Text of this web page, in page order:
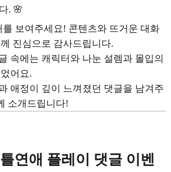
. 🌸
보여주세요! 콘텐츠와 뜨거운 대화
진심으로 감사드립니다.
속에는 캐릭터와 나눈 설렘과 몰입의
어요.
애정이 깊이 느껴졌던 댓글을 남겨주
소개드립니다!
연애 플레이 댓글 이벤